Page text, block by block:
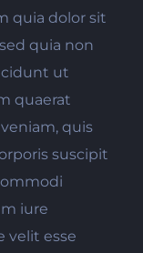
quia dolor sit
quia non
ut
quaerat
quis
suscipit
iure
velit esse